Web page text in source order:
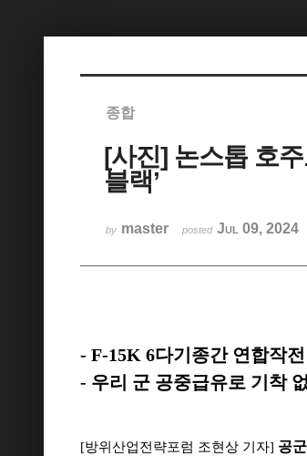
종합
[사진] 논스톱 호
블랙’
by master posted Jul 09, 2024
- F-15K 6다기종간 연합작
- 우리 군 공중급유로 기착
[방위산업전략포럼 조현상 기자] 공
케치북5
케치북5